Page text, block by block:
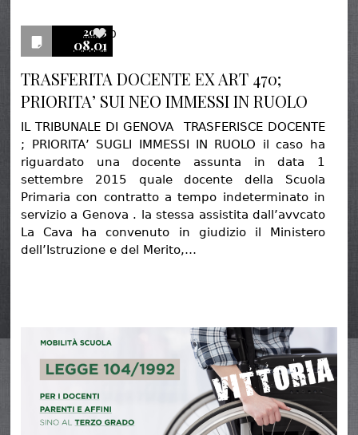
2025
08.01
0
TRASFERITA DOCENTE EX ART 470;
PRIORITA’ SUI NEO IMMESSI IN RUOLO
IL TRIBUNALE DI GENOVA TRASFERISCE DOCENTE
; PRIORITA’ SUGLI IMMESSI IN RUOLO il caso ha
riguardato una docente assunta in data 1
settembre 2015 quale docente della Scuola
Primaria con contratto a tempo indeterminato in
servizio a Genova . la stessa assistita dall’avvcato
La Cava ha convenuto in giudizio il Ministero
dell’Istruzione e del Merito,…